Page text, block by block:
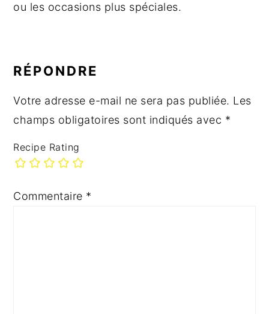
ou les occasions plus spéciales.
DU
LECTEUR
RÉPONDRE
Votre adresse e-mail ne sera pas publiée. Les
champs obligatoires sont indiqués avec *
Recipe Rating
Commentaire *